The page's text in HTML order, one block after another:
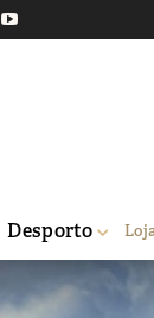
Desporto